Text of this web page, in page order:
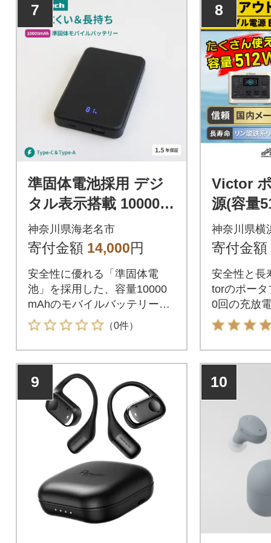
7
準固体電池採用 デジ
タル表示搭載 10000m
Ah モバイルバッテリ
ー ブラック
神奈川県海老名市
寄付金額 14,000円
安全性に優れる「準固体電
池」を採用した、容量10000
mAhのモバイルバッテリーで
す。
（0件）
8
Victor
源(容量
F510|防
アウト
神奈川県横
寄付金額
安全性と長
torのポー
0回の充放
系リチウム
し、コンセ
保管できる
え機能」も
でキャンプ
9 10